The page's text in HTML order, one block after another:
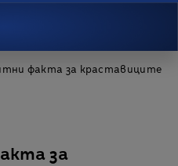
факта за краставиците
за